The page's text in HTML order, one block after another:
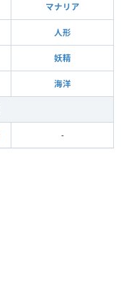
マナリア
人形
妖精
海洋
-